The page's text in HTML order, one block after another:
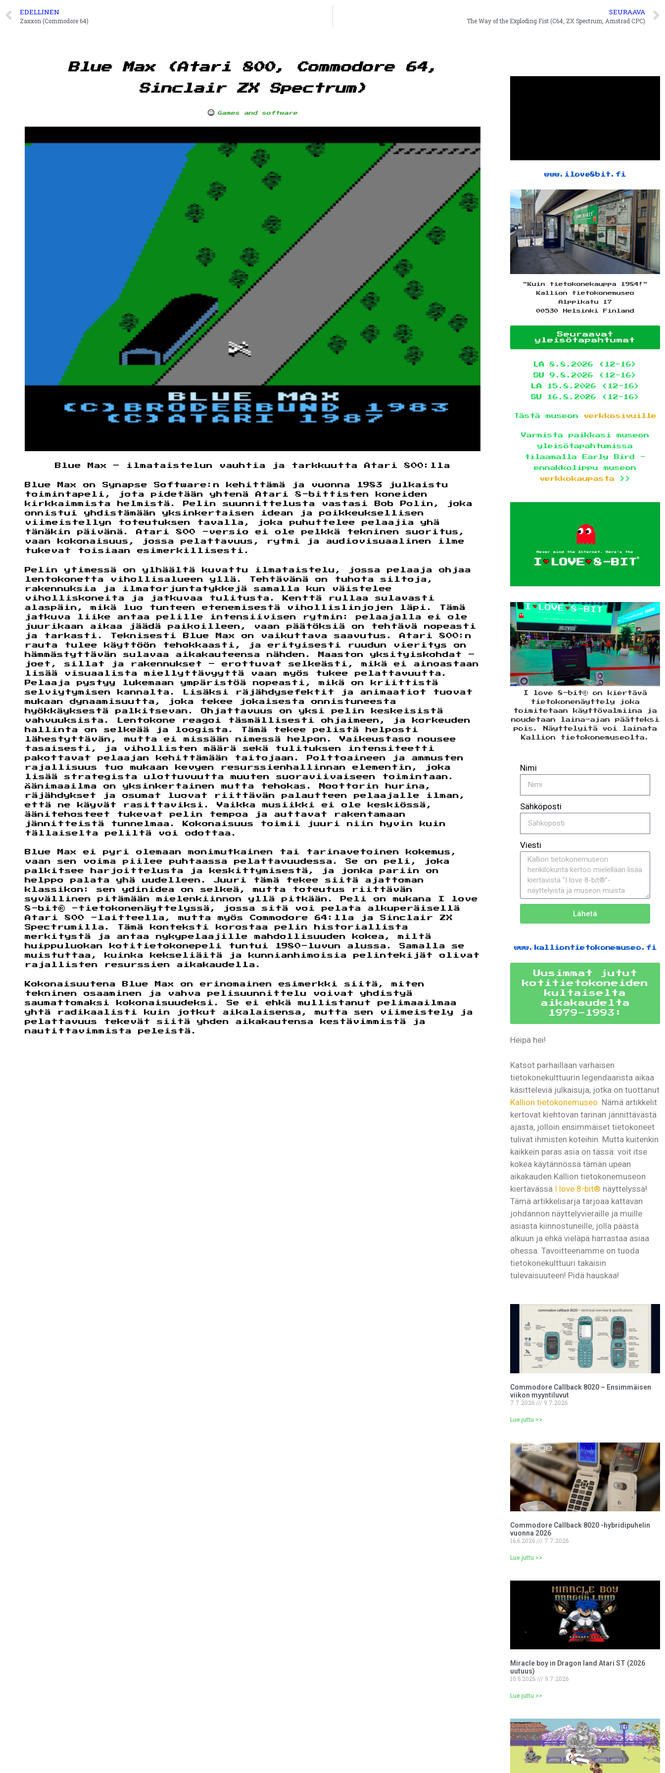
EDELLINEN
Zaxxon (Commodore 64)
SEURAAVA
The Way of the Exploding Fist (C64, ZX Spectrum, Amstrad CPC)
Blue Max (Atari 800, Commodore 64,
Sinclair ZX Spectrum)
Games and software
Blue Max – ilmataistelun vauhtia ja tarkkuutta Atari 800:lla
Blue Max on Synapse Software:n kehittämä ja vuonna 1983 julkaistu
toimintapeli, jota pidetään yhtenä Atari 8-bittisten koneiden
kirkkaimmista helmistä. Pelin suunnittelusta vastasi Bob Polin, joka
onnistui yhdistämään yksinkertaisen idean ja poikkeuksellisen
viimeistellyn toteutuksen tavalla, joka puhuttelee pelaajia yhä
tänäkin päivänä. Atari 800 -versio ei ole pelkkä tekninen suoritus,
vaan kokonaisuus, jossa pelattavuus, rytmi ja audiovisuaalinen ilme
tukevat toisiaan esimerkillisesti.
Pelin ytimessä on ylhäältä kuvattu ilmataistelu, jossa pelaaja ohjaa
lentokonetta vihollisalueen yllä. Tehtävänä on tuhota siltoja,
rakennuksia ja ilmatorjuntatykkejä samalla kun väistelee
viholliskoneita ja jatkuvaa tulitusta. Kenttä rullaa sulavasti
alaspäin, mikä luo tunteen etenemisestä vihollislinjojen läpi. Tämä
jatkuva liike antaa pelille intensiivisen rytmin: pelaajalla ei ole
juurikaan aikaa jäädä paikoilleen, vaan päätöksiä on tehtävä nopeasti
ja tarkasti. Teknisesti Blue Max on vaikuttava saavutus. Atari 800:n
rauta tulee käyttöön tehokkaasti, ja erityisesti ruudun vieritys on
hämmästyttävän sulavaa aikakauteensa nähden. Maaston yksityiskohdat –
joet, sillat ja rakennukset – erottuvat selkeästi, mikä ei ainoastaan
lisää visuaalista miellyttävyyttä vaan myös tukee pelattavuutta.
Pelaaja pystyy lukemaan ympäristöä nopeasti, mikä on kriittistä
selviytymisen kannalta. Lisäksi räjähdysefektit ja animaatiot tuovat
mukaan dynaamisuutta, joka tekee jokaisesta onnistuneesta
hyökkäyksestä palkitsevan. Ohjattavuus on yksi pelin keskeisistä
vahvuuksista. Lentokone reagoi täsmällisesti ohjaimeen, ja korkeuden
hallinta on selkeää ja loogista. Tämä tekee pelistä helposti
lähestyttävän, mutta ei missään nimessä helpon. Vaikeustaso nousee
tasaisesti, ja vihollisten määrä sekä tulituksen intensiteetti
pakottavat pelaajan kehittämään taitojaan. Polttoaineen ja ammusten
rajallisuus tuo mukaan kevyen resurssienhallinnan elementin, joka
lisää strategista ulottuvuutta muuten suoraviivaiseen toimintaan.
Äänimaailma on yksinkertainen mutta tehokas. Moottorin hurina,
räjähdykset ja osumat luovat riittävän palautteen pelaajalle ilman,
että ne käyvät rasittaviksi. Vaikka musiikki ei ole keskiössä,
äänitehosteet tukevat pelin tempoa ja auttavat rakentamaan
jännitteistä tunnelmaa. Kokonaisuus toimii juuri niin hyvin kuin
tällaiselta peliltä voi odottaa.
Blue Max ei pyri olemaan monimutkainen tai tarinavetoinen kokemus,
vaan sen voima piilee puhtaassa pelattavuudessa. Se on peli, joka
palkitsee harjoittelusta ja keskittymisestä, ja jonka pariin on
helppo palata yhä uudelleen. Juuri tämä tekee siitä ajattoman
klassikon: sen ydinidea on selkeä, mutta toteutus riittävän
syvällinen pitämään mielenkiinnon yllä pitkään. Peli on mukana I love
8-bit® -tietokonenäyttelyssä, jossa sitä voi pelata alkuperäisellä
Atari 800 -laitteella, mutta myös Commodore 64:lla ja Sinclair ZX
Spectrumilla. Tämä konteksti korostaa pelin historiallista
merkitystä ja antaa nykypelaajille mahdollisuuden kokea, miltä
huippuluokan kotitietokonepeli tuntui 1980-luvun alussa. Samalla se
muistuttaa, kuinka kekseliäitä ja kunnianhimoisia pelintekijät olivat
rajallisten resurssien aikakaudella.
Kokonaisuutena Blue Max on erinomainen esimerkki siitä, miten
tekninen osaaminen ja vahva pelisuunnittelu voivat yhdistyä
saumattomaksi kokonaisuudeksi. Se ei ehkä mullistanut pelimaailmaa
yhtä radikaalisti kuin jotkut aikalaisensa, mutta sen viimeistely ja
pelattavuus tekevät siitä yhden aikakautensa kestävimmistä ja
nautittavimmista peleistä.
www.ilove8bit.fi
"Kuin tietokonekauppa 1984!"
Kallion tietokonemuseo
Alppikatu 17
00530 Helsinki Finland
Seuraavat
yleisötapahtumat
LA 8.8.2026 (12-16)
SU
9.8.2026 (12-16)
LA15.8.2026 (12-16)
SU
16.8.2026 (12-16)
Tästä museon verkkosivuille
Varmista paikkasi museon
yleisötapahtumissa
tilaamalla Early Bird -
ennakkolippu museon
verkkokaupasta >>
I love 8-bit® on kiertävä
tietokonenäyttely joka
toimitetaan käyttövalmiina ja
noudetaan laina-ajan päätteksi
pois. Näyttelyitä voi lainata
Kallion tietokonemuseolta.
Nimi
Sähköposti
Viesti
Lähetä
www.kalliontietokonemuseo.fi
Uusimmat jutut
kotitietokoneiden
kultaiselta
aikakaudelta
1979-1993:
Heipä hei!
Katsot parhaillaan varhaisen
tietokonekulttuurin legendaarista aikaa
käsitteleviä julkaisuja, jotka on tuottanut
Kallion tietokonemuseo. Nämä artikkelit
kertovat kiehtovan tarinan jännittävästä
ajasta, jolloin ensimmäiset tietokoneet
tulivat ihmisten koteihin. Mutta kuitenkin
kaikkein paras asia on tässä: voit itse
kokea käytännössä tämän upean
aikakauden Kallion tietokonemuseon
kiertävässä I love 8-bit® näyttelyssä!
Tämä artikkelisarja tarjoaa kattavan
johdannon näyttelyvieraille ja muille
asiasta kiinnostuneille, jolla päästä
alkuun ja ehkä vieläpä harrastaa asiaa
ohessa. Tavoitteenamme on tuoda
tietokonekulttuuri takaisin
tulevaisuuteen! Pidä hauskaa!
Commodore Callback 8020 – Ensimmäisen
viikon myyntiluvut
7.7.2026
9.7.2026
Lue juttu >>
Commodore Callback 8020 -hybridipuhelin
vuonna 2026
16.6.2026
7.7.2026
Lue juttu >>
Miracle boy in Dragon land Atari ST (2026
uutuus)
10.6.2026
9.7.2026
Lue juttu >>